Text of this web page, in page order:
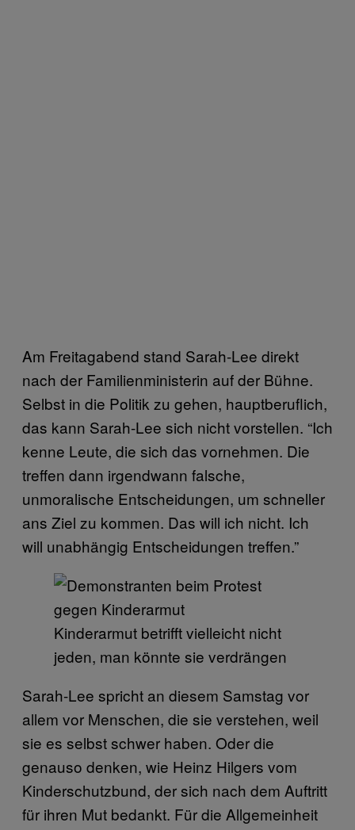
Am Freitagabend stand Sarah-Lee direkt
nach der Familienministerin auf der Bühne.
Selbst in die Politik zu gehen, hauptberuflich,
das kann Sarah-Lee sich nicht vorstellen. “Ich
kenne Leute, die sich das vornehmen. Die
treffen dann irgendwann falsche,
unmoralische Entscheidungen, um schneller
ans Ziel zu kommen. Das will ich nicht. Ich
will unabhängig Entscheidungen treffen.”
Kinderarmut betrifft vielleicht nicht
jeden, man könnte sie verdrängen
Sarah-Lee spricht an diesem Samstag vor
allem vor Menschen, die sie verstehen, weil
sie es selbst schwer haben. Oder die
genauso denken, wie Heinz Hilgers vom
Kinderschutzbund, der sich nach dem Auftritt
für ihren Mut bedankt. Für die Allgemeinheit